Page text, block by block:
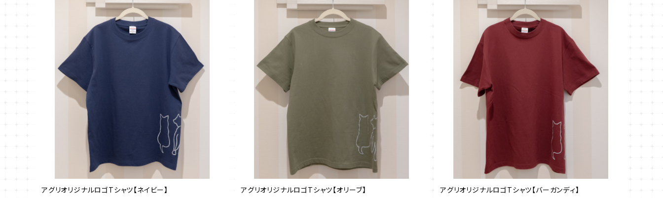
アグリオリジナルロゴTシャツ【ネイビー】
アグリオリジナルロゴTシャツ【オリーブ】
アグリオリジナルロゴTシャツ【バーガンディ】